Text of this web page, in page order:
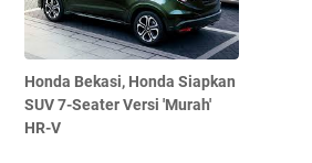
Honda Bekasi, Honda Siapkan
SUV 7-Seater Versi 'Murah'
HR-V